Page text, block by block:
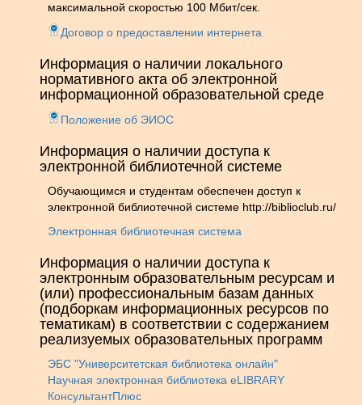
максимальной скоростью 100 Мбит/сек.
Договор о предоставлении интернета
Информация о наличии локального
нормативного акта об электронной
информационной образовательной среде
Положение об ЭИОС
Информация о наличии доступа к
электронной библиотечной системе
Обучающимся и студентам обеспечен доступ к
электронной библиотечной системе http://biblioclub.ru/
Электронная библиотечная система
Информация о наличии доступа к
электронным образовательным ресурсам и
(или) профессиональным базам данных
(подборкам информационных ресурсов по
тематикам) в соответствии с содержанием
реализуемых образовательных программ
ЭБС "Университетская библиотека онлайн"
Научная электронная библиотека eLIBRARY
КонсультантПлюс